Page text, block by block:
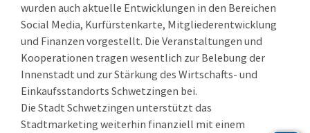
wurden auch aktuelle Entwicklungen in den Bereichen
Social Media, Kurfürstenkarte, Mitgliederentwicklung
und Finanzen vorgestellt. Die Veranstaltungen und
Kooperationen tragen wesentlich zur Belebung der
Innenstadt und zur Stärkung des Wirtschafts- und
Einkaufsstandorts Schwetzingen bei.
Die Stadt Schwetzingen unterstützt das
Stadtmarketing weiterhin finanziell mit einem